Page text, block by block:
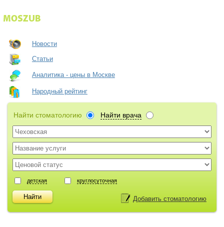
Новости
Статьи
Аналитика - цены в Москве
Народный рейтинг
Найти стоматологию Найти врача
детская круглосуточная
Добавить стоматологию